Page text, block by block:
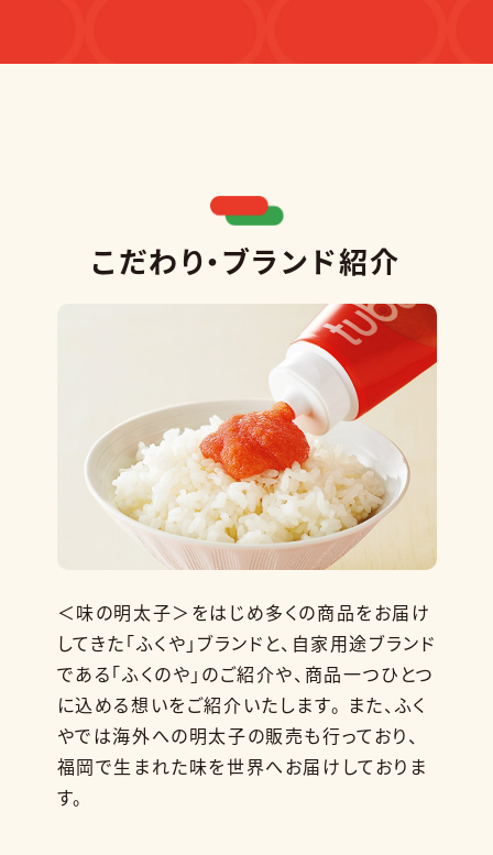
こだわり・ブランド紹介
＜味の明太子＞をはじめ多くの商品をお届け
してきた「ふくや」ブランドと、自家用途ブランド
である「ふくのや」のご紹介や、商品一つひとつ
に込める想いをご紹介いたします。 また、ふく
やでは海外への明太子の販売も行っており、
福岡で生まれた味を世界へお届けしておりま
す。